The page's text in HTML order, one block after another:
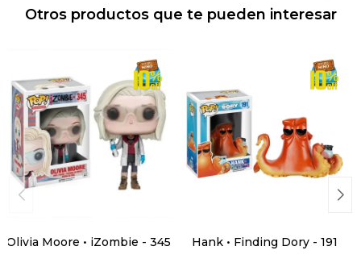
Otros productos que te pueden interesar
Olivia Moore • iZombie - 345 Hank • Finding Dory - 191